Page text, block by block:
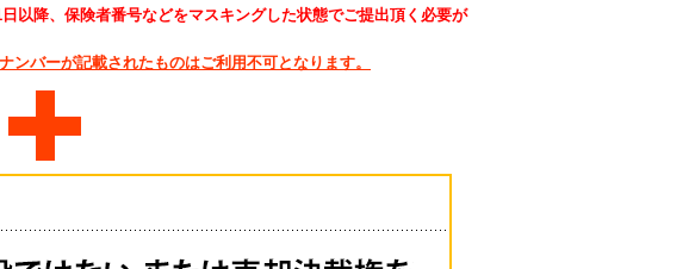
以降、保険者番号などをマスキングした状態でご提出頂く必要が
バーが記載されたものはご利用不可となります。